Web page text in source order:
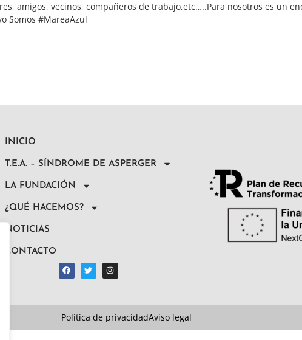
amigos, vecinos, compañeros de trabajo,etc…..Para nosotros es un
Somos #MareaAzul
INICIO
T.E.A. – SÍNDROME DE ASPERGER
LA FUNDACIÓN
¿QUÉ HACEMOS?
NOTICIAS
CONTACTO
Politica de privacidadAviso legal